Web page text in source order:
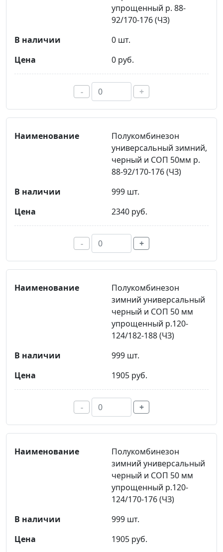
упрощенный р. 88-
92/170-176 (ЧЗ)
0 шт.
0 руб.
- +
Полукомбинезон
универсальный зимний,
черный и СОП 50мм р.
88-92/170-176 (ЧЗ)
999 шт.
2340 руб.
- +
Полукомбинезон
зимний универсальный
черный и СОП 50 мм
упрощенный р.120-
124/182-188 (ЧЗ)
999 шт.
1905 руб.
- +
Полукомбинезон
зимний универсальный
черный и СОП 50 мм
упрощенный р.120-
124/170-176 (ЧЗ)
999 шт.
1905 руб.